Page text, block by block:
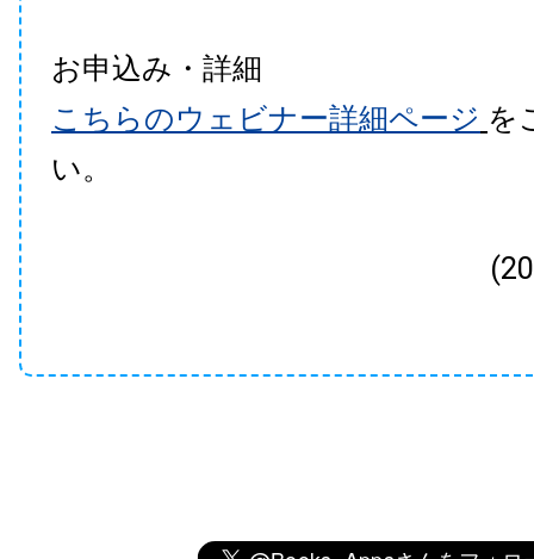
お申込み・詳細
こちらのウェビナー詳細ページ を
い。